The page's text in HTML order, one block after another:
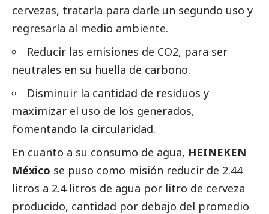
cervezas, tratarla para darle un segundo uso y
regresarla al medio ambiente.
Reducir las emisiones de CO2, para ser
neutrales en su huella de carbono.
Disminuir la cantidad de residuos y
maximizar el uso de los generados,
fomentando la circularidad.
En cuanto a su consumo de agua, HEINEKEN
México se puso como misión reducir de 2.44
litros a 2.4 litros de agua por litro de cerveza
producido, cantidad por debajo del promedio